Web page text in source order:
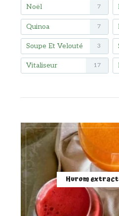
Noël 7
Quinoa 7
Soupe Et Velouté 3
Vitaliseur 17
Hurom